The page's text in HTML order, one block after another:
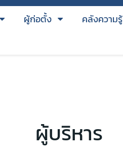
ผู้ก่อตั้ง คลังความรู้
ผู้บริหาร